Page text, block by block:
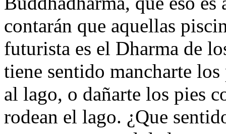
contarán que aquellas
futurista es el Dharma de
tiene sentido mancharte
al lago, o dañarte los pies
rodean el lago. ¿Que